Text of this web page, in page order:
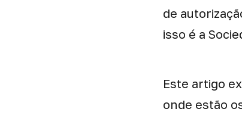
de
isso é a
Este artigo
onde estão